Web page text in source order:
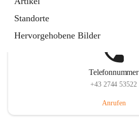
Standorte
Hervorgehobene Bilder
Telefonnummer
+43 2744 53522
Anrufen